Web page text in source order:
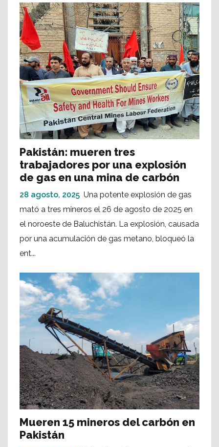
Pakistán: mueren tres
trabajadores por una explosión
de gas en una mina de carbón
28 agosto, 2025 Una potente explosión de gas
mató a tres mineros el 26 de agosto de 2025 en
el noroeste de Baluchistán. La explosión, causada
por una acumulación de gas metano, bloqueó la
ent...
Mueren 15 mineros del carbón en
Pakistán